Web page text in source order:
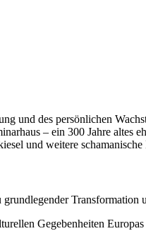
und des persönlichen
– ein 300 Jahre altes
und weitere
Transformation
Gegebenheiten